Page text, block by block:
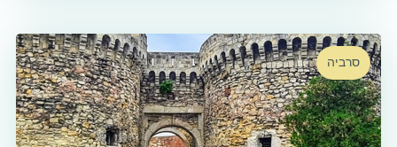
סרביה